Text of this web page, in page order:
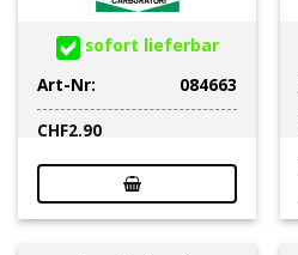
sofort lieferbar
Art-Nr:
084663
CHF2.90